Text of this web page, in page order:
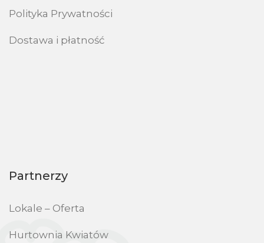
Polityka Prywatności
Dostawa i płatność
Partnerzy
Lokale – Oferta
Hurtownia Kwiatów